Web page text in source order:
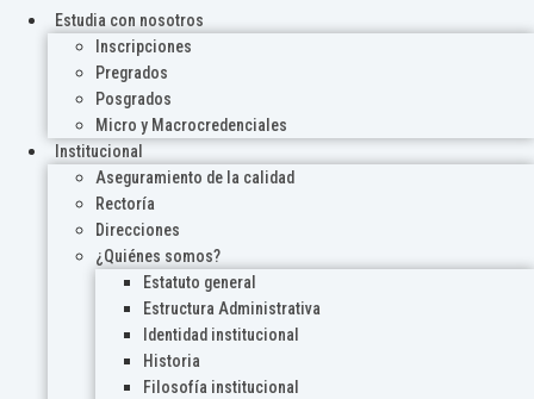
Estudia con nosotros
Inscripciones
Pregrados
Posgrados
Micro y Macrocredenciales
Institucional
Aseguramiento de la calidad
Rectoría
Direcciones
¿Quiénes somos?
Estatuto general
Estructura Administrativa
Identidad institucional
Historia
Filosofía institucional